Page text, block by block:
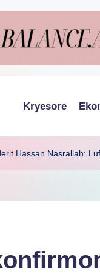
Kryesore
Hassan Nasrallah: